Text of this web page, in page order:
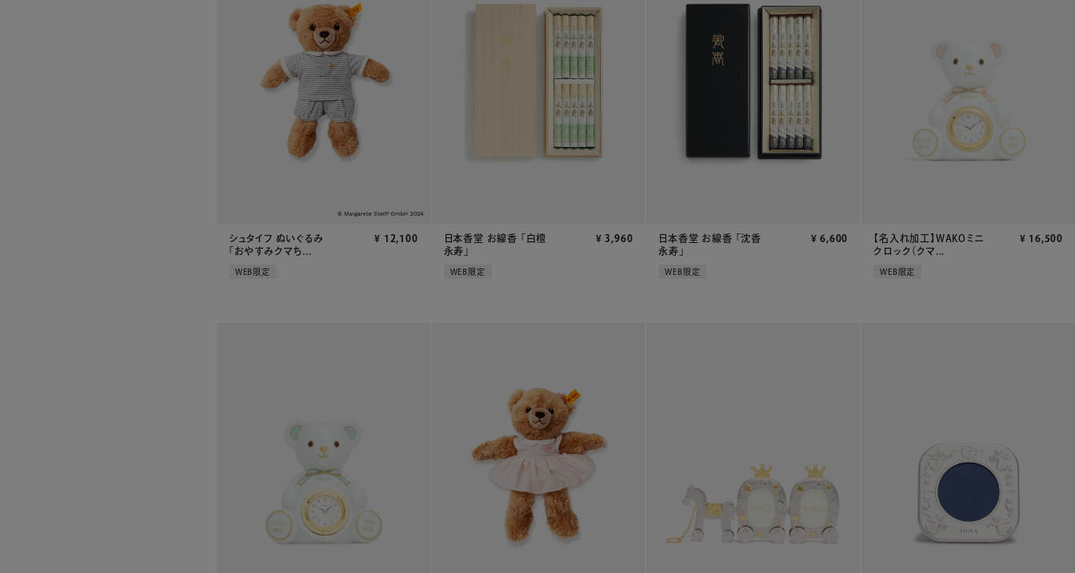
シュタイフ ぬいぐるみ
「おやすみクマち...
¥ 12,100
WEB限定
日本香堂 お線香 「白檀
永寿」
¥ 3,960
WEB限定
日本香堂 お線香 「沈香
永寿」
¥ 6,600
WEB限定
【名入れ加工】WAKOミニ
クロック（クマ...
¥ 16,500
WEB限定